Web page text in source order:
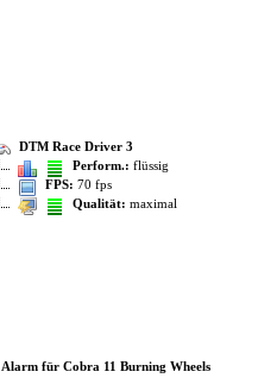
DTM Race Driver 3
Perform.: flüssig
FPS: 70 fps
Qualität: maximal
Alarm für Cobra 11 Burning Wheels